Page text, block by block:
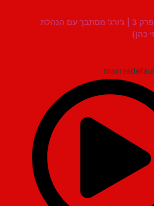
הפרלמנט 2 פרק 3 | ג'ורג' מסתבך עם הנהלת